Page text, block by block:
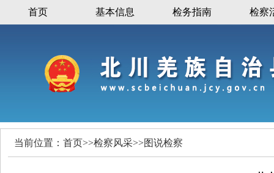
首页 基本信息 检务指南 检察
当前位置： 首页>>检察风采>>图说检察